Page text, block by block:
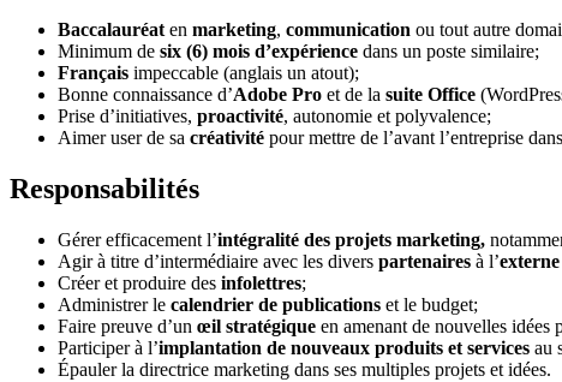
Baccalauréaten marketing, communication ou tout autre
Minimum de six (6) mois d’expérience dans un poste similaire;
Français impeccable (anglais un atout);
Bonne connaissance d’Adobe Pro et de la suite Office
Prise d’initiatives, proactivité, autonomie et polyvalence;
Aimer user de sa créativité pour mettre de l’avant l’entreprise
Responsabilités
Gérer efficacement l’intégralité des projets marketing,
Agir à titre d’intermédiaire avec les divers partenaires à l’externe
Créer et produire des infolettres;
Administrer le calendrier de publications et le budget;
Faire preuve d’un œil stratégique en amenant de nouvelles idées
Participer à l’implantation de nouveaux produits et services au
Épauler la directrice marketing dans ses multiples projets et idées.